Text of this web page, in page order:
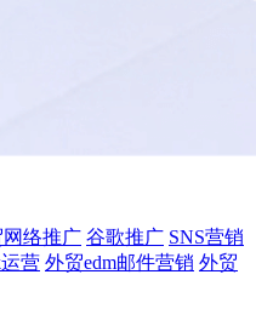
络推广 谷歌推广 SNS营销
运营 外贸edm邮件营销 外贸